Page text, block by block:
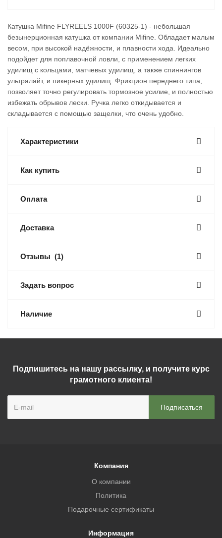
Катушка Mifine FLYREELS 1000F (60325-1) - небольшая
безынерционная катушка от компании Mifine. Обладает малым
весом, при высокой надёжности, и плавности хода. Идеально
подойдет для поплавочной ловли, с применением легких
удилищ с кольцами, матчевых удилищ, а также спиннингов
ультралайт, и пикерных удилищ. Фрикцион переднего типа,
позволяет точно регулировать тормозное усилие, и полностью
избежать обрывов лески. Ручка легко откидывается и
складывается с помощью защелки, что очень удобно.
Характеристики
Как купить
Оплата
Доставка
Отзывы (1)
Задать вопрос
Наличие
Подпишитесь на нашу рассылку, и получите курс
грамотного клиента!
Компания
О компании
Политика
Подарочные сертификаты
Информация